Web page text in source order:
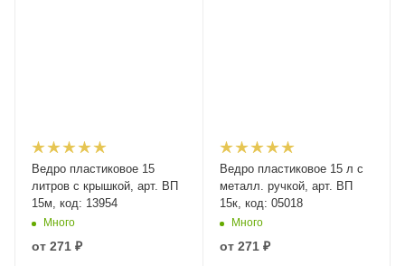
Ведро пластиковое 15
литров с крышкой, арт. ВП
15м, код: 13954
Много
от 271 ₽
Ведро пластиковое 15 л с
металл. ручкой, арт. ВП
15к, код: 05018
Много
от 271 ₽